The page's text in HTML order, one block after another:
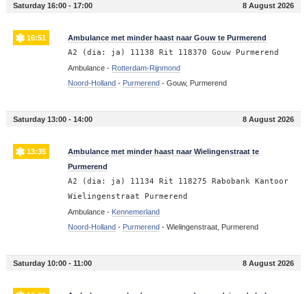
Saturday 16:00 - 17:00 8 August 2026
16:51 Ambulance met minder haast naar Gouw te Purmerend
A2 (dia: ja) 11138 Rit 118370 Gouw Purmerend
Ambulance - Rotterdam-Rijnmond
Noord-Holland- Purmerend- Gouw, Purmerend
Saturday 13:00 - 14:00 8 August 2026
13:35
Ambulance met minder haast naar Wielingenstraat te
Purmerend
A2 (dia: ja) 11134 Rit 118275 Rabobank Kantoor
Wielingenstraat Purmerend
Ambulance - Kennemerland
Noord-Holland- Purmerend- Wielingenstraat, Purmerend
Saturday 10:00 - 11:00 8 August 2026